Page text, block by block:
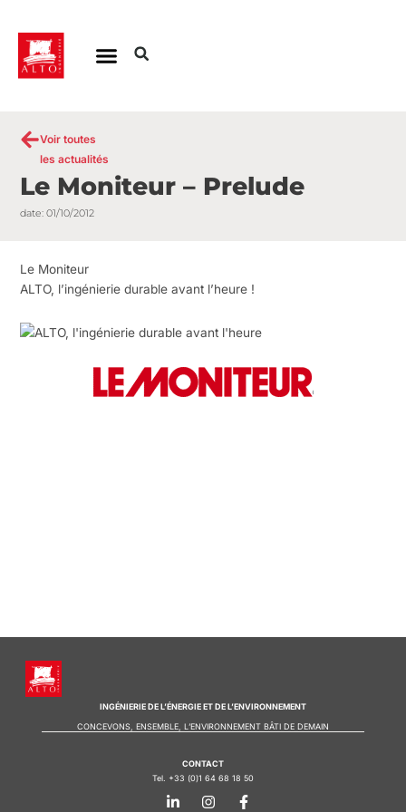
contenu
Voir toutes
les actualités
Le Moniteur – Prelude
date: 01/10/2012
Le Moniteur
ALTO, l’ingénierie durable avant l’heure !
INGÉNIERIE DE L’ÉNERGIE ET DE L’ENVIRONNEMENT
CONCEVONS, ENSEMBLE, L’ENVIRONNEMENT BÂTI DE DEMAIN
CONTACT
Tel. +33 (0)1 64 68 18 50
i
I
n
F
a